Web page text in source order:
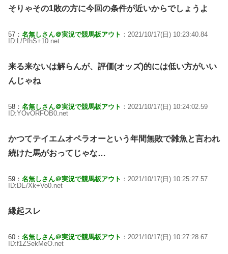
そりゃその1敗の方に今回の条件が近いからでしょうよ
57： 名無しさん＠実況で競馬板アウト ：2021/10/17(日) 10:23:40.84
ID:L/PfhS+10.net
来る来ないは解らんが、評価(オッズ)的には低い方がいい
んじゃね
58： 名無しさん＠実況で競馬板アウト ：2021/10/17(日) 10:24:02.59
ID:YOvORFOB0.net
かつてテイエムオペラオーという年間無敗で雑魚と言われ
続けた馬がおってじゃな…
59： 名無しさん＠実況で競馬板アウト ：2021/10/17(日) 10:25:27.57
ID:DE/Xk+Vo0.net
縁起スレ
60： 名無しさん＠実況で競馬板アウト ：2021/10/17(日) 10:27:28.67
ID:f1ZSekMeO.net